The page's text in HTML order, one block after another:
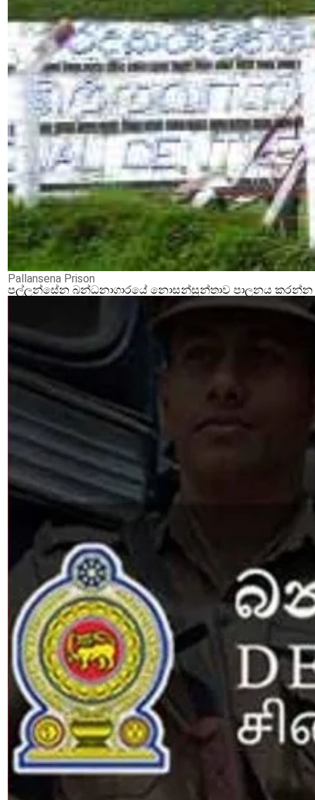
Pallansena Prison
පල්ලන්සේන බන්ධනාගාරයේ නොසන්සුන්තාව පාලනය කරන්න